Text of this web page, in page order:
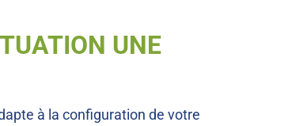
UNE
à la configuration de votre